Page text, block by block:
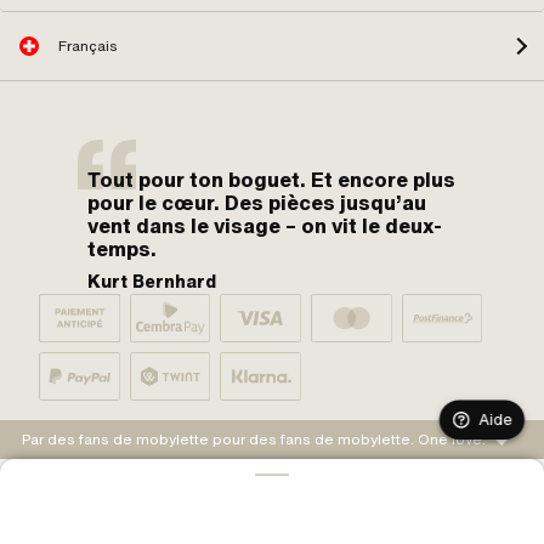
Français
Tout pour ton boguet. Et encore plus
pour le cœur. Des pièces jusqu’au
vent dans le visage – on vit le deux-
temps.
Kurt Bernhard
Par des fans de mobylette pour des fans de mobylette. One love.
Aide